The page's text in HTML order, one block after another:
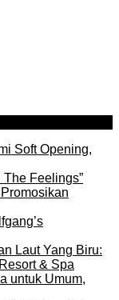
Soft Opening,
Feelings”
Laut Yang Biru:
& Spa
untuk Umum,